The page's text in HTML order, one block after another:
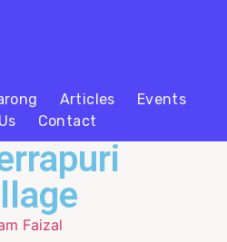
Articles
Events
Contact
Faizal